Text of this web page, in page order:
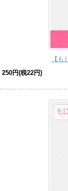
【
250円(税22円)